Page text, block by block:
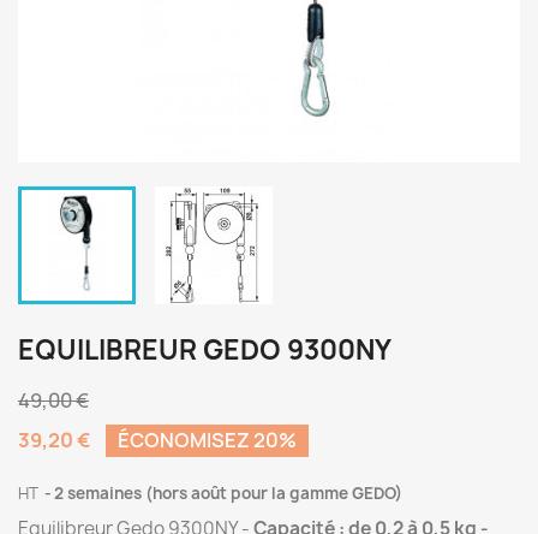
EQUILIBREUR GEDO 9300NY
49,00 €
39,20 €
ÉCONOMISEZ 20%
HT 2 semaines (hors août pour la gamme GEDO)
Equilibreur Gedo 9300NY -Capacité : de 0,2 à 0,5 kg -